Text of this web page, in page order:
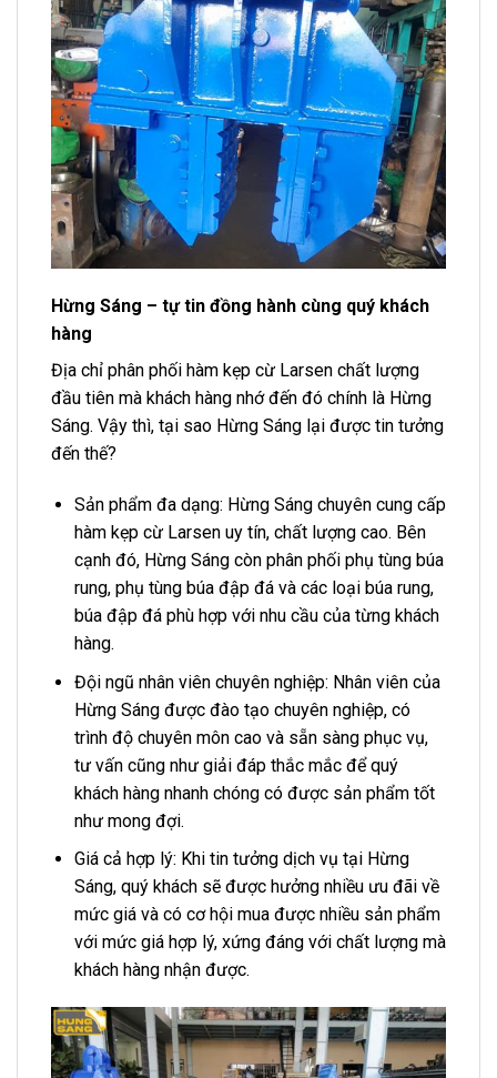
Hừng Sáng – tự tin đồng hành cùng quý khách
hàng
Địa chỉ phân phối hàm kẹp cừ Larsen chất lượng
đầu tiên mà khách hàng nhớ đến đó chính là Hừng
Sáng. Vậy thì, tại sao Hừng Sáng lại được tin tưởng
đến thế?
Sản phẩm đa dạng: Hừng Sáng chuyên cung cấp
hàm kẹp cừ Larsen uy tín, chất lượng cao. Bên
cạnh đó, Hừng Sáng còn phân phối phụ tùng búa
rung, phụ tùng búa đập đá và các loại búa rung,
búa đập đá phù hợp với nhu cầu của từng khách
hàng.
Đội ngũ nhân viên chuyên nghiệp: Nhân viên của
Hừng Sáng được đào tạo chuyên nghiệp, có
trình độ chuyên môn cao và sẵn sàng phục vụ,
tư vấn cũng như giải đáp thắc mắc để quý
khách hàng nhanh chóng có được sản phẩm tốt
như mong đợi.
Giá cả hợp lý: Khi tin tưởng dịch vụ tại Hừng
Sáng, quý khách sẽ được hưởng nhiều ưu đãi về
mức giá và có cơ hội mua được nhiều sản phẩm
với mức giá hợp lý, xứng đáng với chất lượng mà
khách hàng nhận được.